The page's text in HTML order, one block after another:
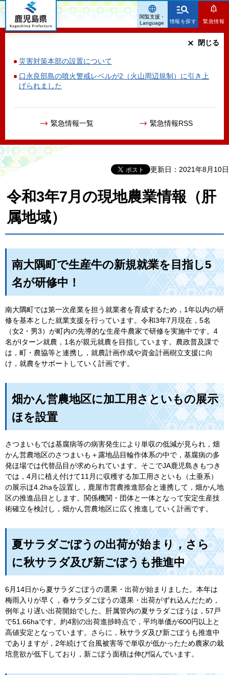
鹿児島県
情報を探す 緊急情報
災害対策本部の設置について
口永良部島の噴火警戒レベルが2（火山周辺規制）に引き上
げられました
緊急情報一覧 緊急情報RSS
閉じる
閲覧支援・
Language
更新日：2021年8月10日
令和3年7月の現地農業情報（肝
属地域）
南大隅町で生産牛の新規就業を目指し5
名が研修中！
南大隅町では第一次産業を担う就業者を育成するため，1年以内の研
修を基本とした就業支援を行っています。令和3年7月現在，5名
（女2・男3）が町内の先導的な生産牛農家で研修を実施中です。4
名がIターン就農，1名が親元就農を目指しています。農政普及課で
は，町・農協等と連携し，就農計画作成や資金計画樹立支援に向
け，就農をサポートしていく計画です。
畑かん営農地区に加工用さといもの展示
ほを設置
さつまいもでは基腐病等の病害発生により単収の低減が見られ，畑
かん営農地区のさつまいも＋露地品目輪作体系の中で，基腐病の多
発ほ場では代替品目が求められています。そこでJA鹿児島きもつき
では，4月に植え付けて11月に収穫する加工用さといも（土垂系）
の展示ほ4.2haを設置し，鹿屋市営農推進部会と連携して，畑かん地
区の推進品目とします。関係機関・団体と一体となって安定生産技
術確立を検討し，畑かん営農地区に広く推進していく計画です。
夏サラダごぼうの出荷が始まり，さら
に秋サラダ及び新ごぼうも推進中
6月14日から夏サラダごぼうの選果・出荷が始まりました。本年は
梅雨入りが早く，春サラダごぼうの選果・出荷がずれ込んだため，
例年より遅い出荷開始でした。肝属管内の夏サラダごぼうは，57戸
で51.66haです。約4割の出荷進捗時点で，平均単価が600円以上と
高値安定となっています。さらに，秋サラダ及び新ごぼうも推進中
でありますが，2年続けて台風被害等で単収が低かったため農家の栽
培意欲が低下しており，新ごぼう面積は伸び悩んでいます。